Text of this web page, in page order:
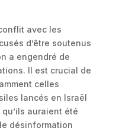
avec les
d’être soutenus
a engendré de
Il est crucial de
celles
lancés en Israël
auraient été
désinformation